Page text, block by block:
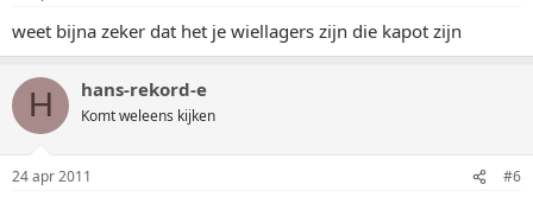
weet bijna zeker dat het je wiellagers zijn die kapot zijn
H hans-rekord-e
Komt weleens kijken
24 apr 2011 #6